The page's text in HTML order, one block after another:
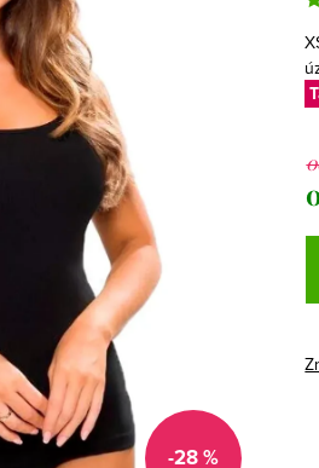
-28 %